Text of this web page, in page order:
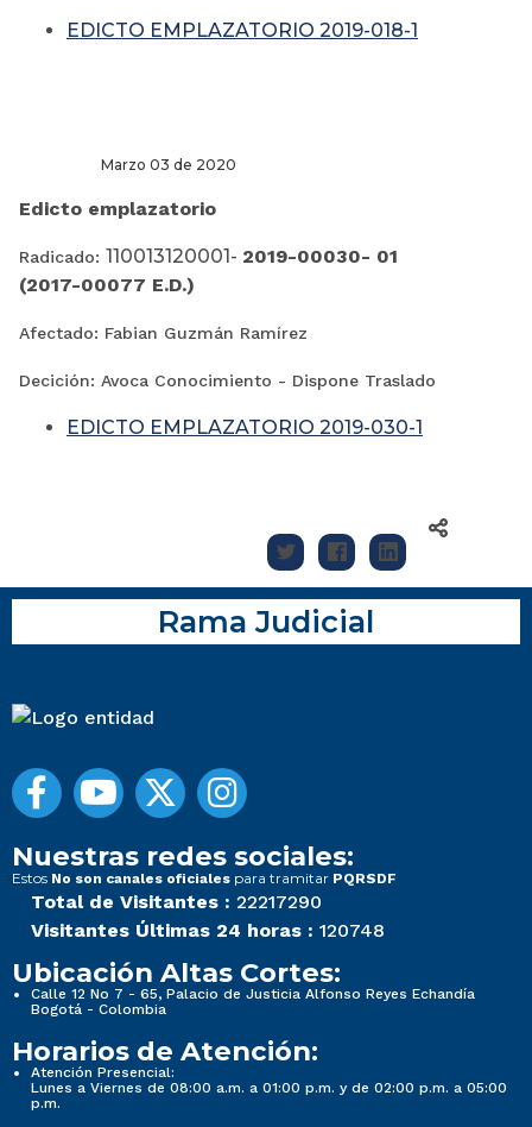
EDICTO EMPLAZATORIO 2019-018-1
Marzo 03 de 2020
Edicto emplazatorio
Radicado: 110013120001- 2019-00030- 01
(2017-00077 E.D.)
Afectado: Fabian Guzmán Ramírez
Decición: Avoca Conocimiento - Dispone Traslado
EDICTO EMPLAZATORIO 2019-030-1
Rama Judicial
Nuestras redes sociales:
Estos No son canales oficiales para tramitar PQRSDF
Total de Visitantes : 22217290
Visitantes Últimas 24 horas : 120748
Ubicación Altas Cortes:
Calle 12 No 7 - 65, Palacio de Justicia Alfonso Reyes Echandía
Bogotá - Colombia
Horarios de Atención:
Atención Presencial:
Lunes a Viernes de 08:00 a.m. a 01:00 p.m. y de 02:00 p.m. a 05:00
p.m.